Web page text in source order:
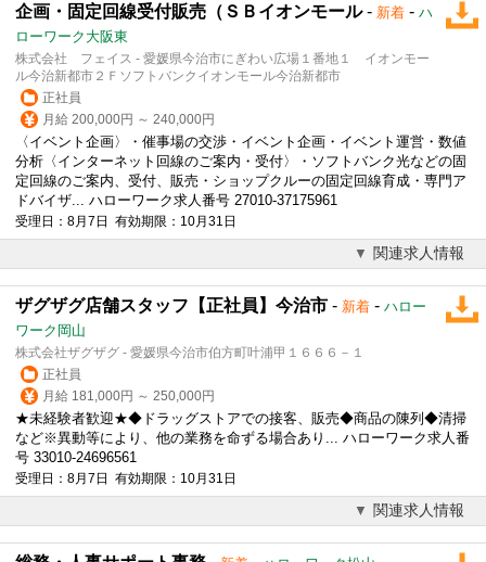
企画・固定回線受付販売（ＳＢイオンモール- 新着 - ハ
ローワーク大阪東
株式会社 フェイス - 愛媛県今治市にぎわい広場１番地１ イオンモー
ル今治新都市２Ｆソフトバンクイオンモール今治新都市
正社員
月給 200,000円 ～ 240,000円
〈イベント企画〉・催事場の交渉・イベント企画・イベント運営・数値
分析〈インターネット回線のご案内・受付〉・ソフトバンク光などの固
定回線のご案内、受付、販売・ショップクルーの固定回線育成・専門ア
ドバイザ... ハローワーク求人番号 27010-37175961
受理日：8月7日 有効期限：10月31日
関連求人情報
ザグザグ店舗スタッフ【正社員】今治市 - 新着 - ハロー
ワーク岡山
株式会社ザグザグ - 愛媛県今治市伯方町叶浦甲１６６６－１
正社員
月給 181,000円 ～ 250,000円
★未経験者歓迎★◆ドラッグストアでの接客、販売◆商品の陳列◆清掃
など※異動等により、他の業務を命ずる場合あり... ハローワーク求人番
号 33010-24696561
受理日：8月7日 有効期限：10月31日
関連求人情報